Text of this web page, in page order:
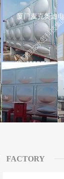
厦门麦克奥迪
FACTORY